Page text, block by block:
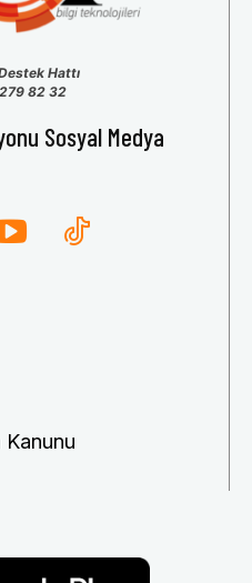
Hattı
82 32
Sosyal Medya
Kanunu